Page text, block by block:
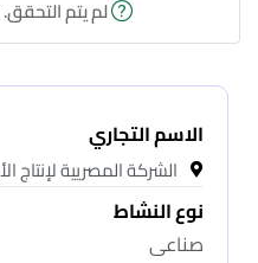
لم يتم
الاسم التجاري
الشركة المصريية لإنتاج
نوع النشاط
صناعى